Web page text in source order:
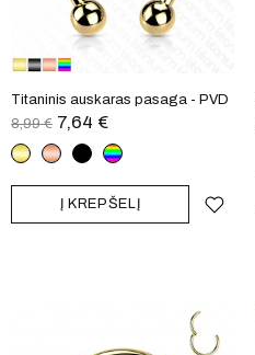
Titaninis auskaras pasaga - PVD
8,99 € 7,64 €
AuksinėRausvo
aukso
JuodasVaivoryšktė
Į KREPŠELĮ